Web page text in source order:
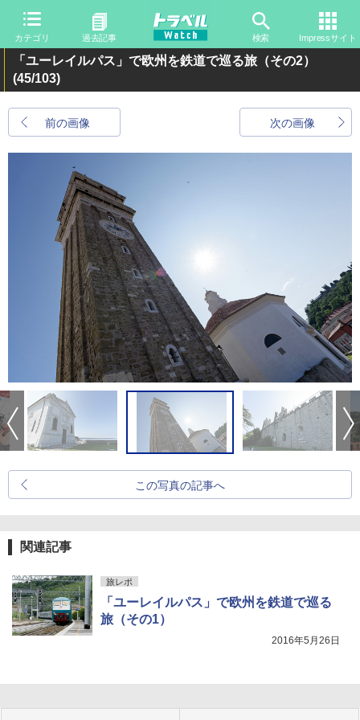
カテゴリ 過去記事 検索 Impressサイト
「ユーレイルパス」で欧州を鉄道で巡る旅（その2）
(45/103)
前の画像 次の画像
この写真の記事へ
関連記事
旅レポ
「ユーレイルパス」で欧州を鉄道で巡る
旅（その1）
2016年5月26日